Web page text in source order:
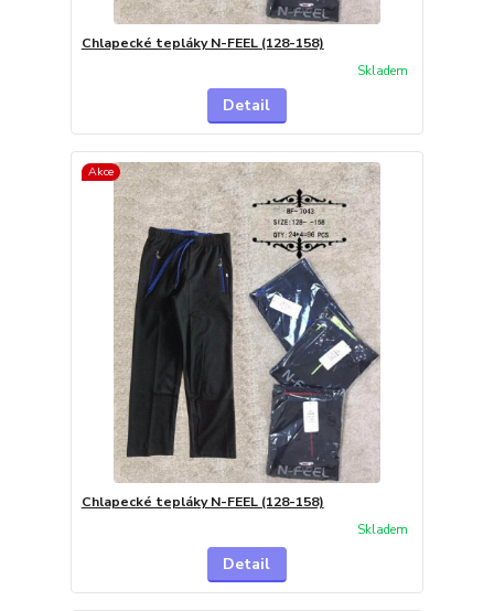
Chlapecké tepláky N-FEEL (128-158)
Skladem
Detail
Akce
Chlapecké tepláky N-FEEL (128-158)
Skladem
Detail